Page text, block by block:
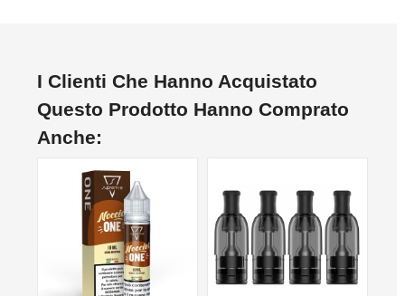
I Clienti Che Hanno Acquistato
Questo Prodotto Hanno Comprato
Anche: